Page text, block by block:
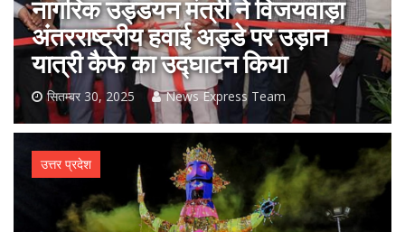
प्रधानमंत्री ने महाअष्टमी पर सभी को
शुभकामनाएं दीं
सितम्बर 30, 2025 News Express Team
उत्तर प्रदेश